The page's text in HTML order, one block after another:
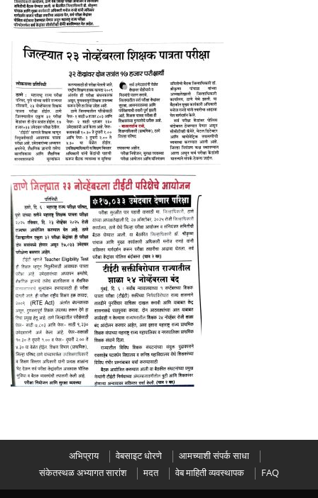
अभिप्राय वेबसाइट धोरणे
आमच्याशी संपर्क साधा
संकेतस्थळ अभ्यागत सारांश
मदत वेब माहिती व्यवस्थापक FAQ